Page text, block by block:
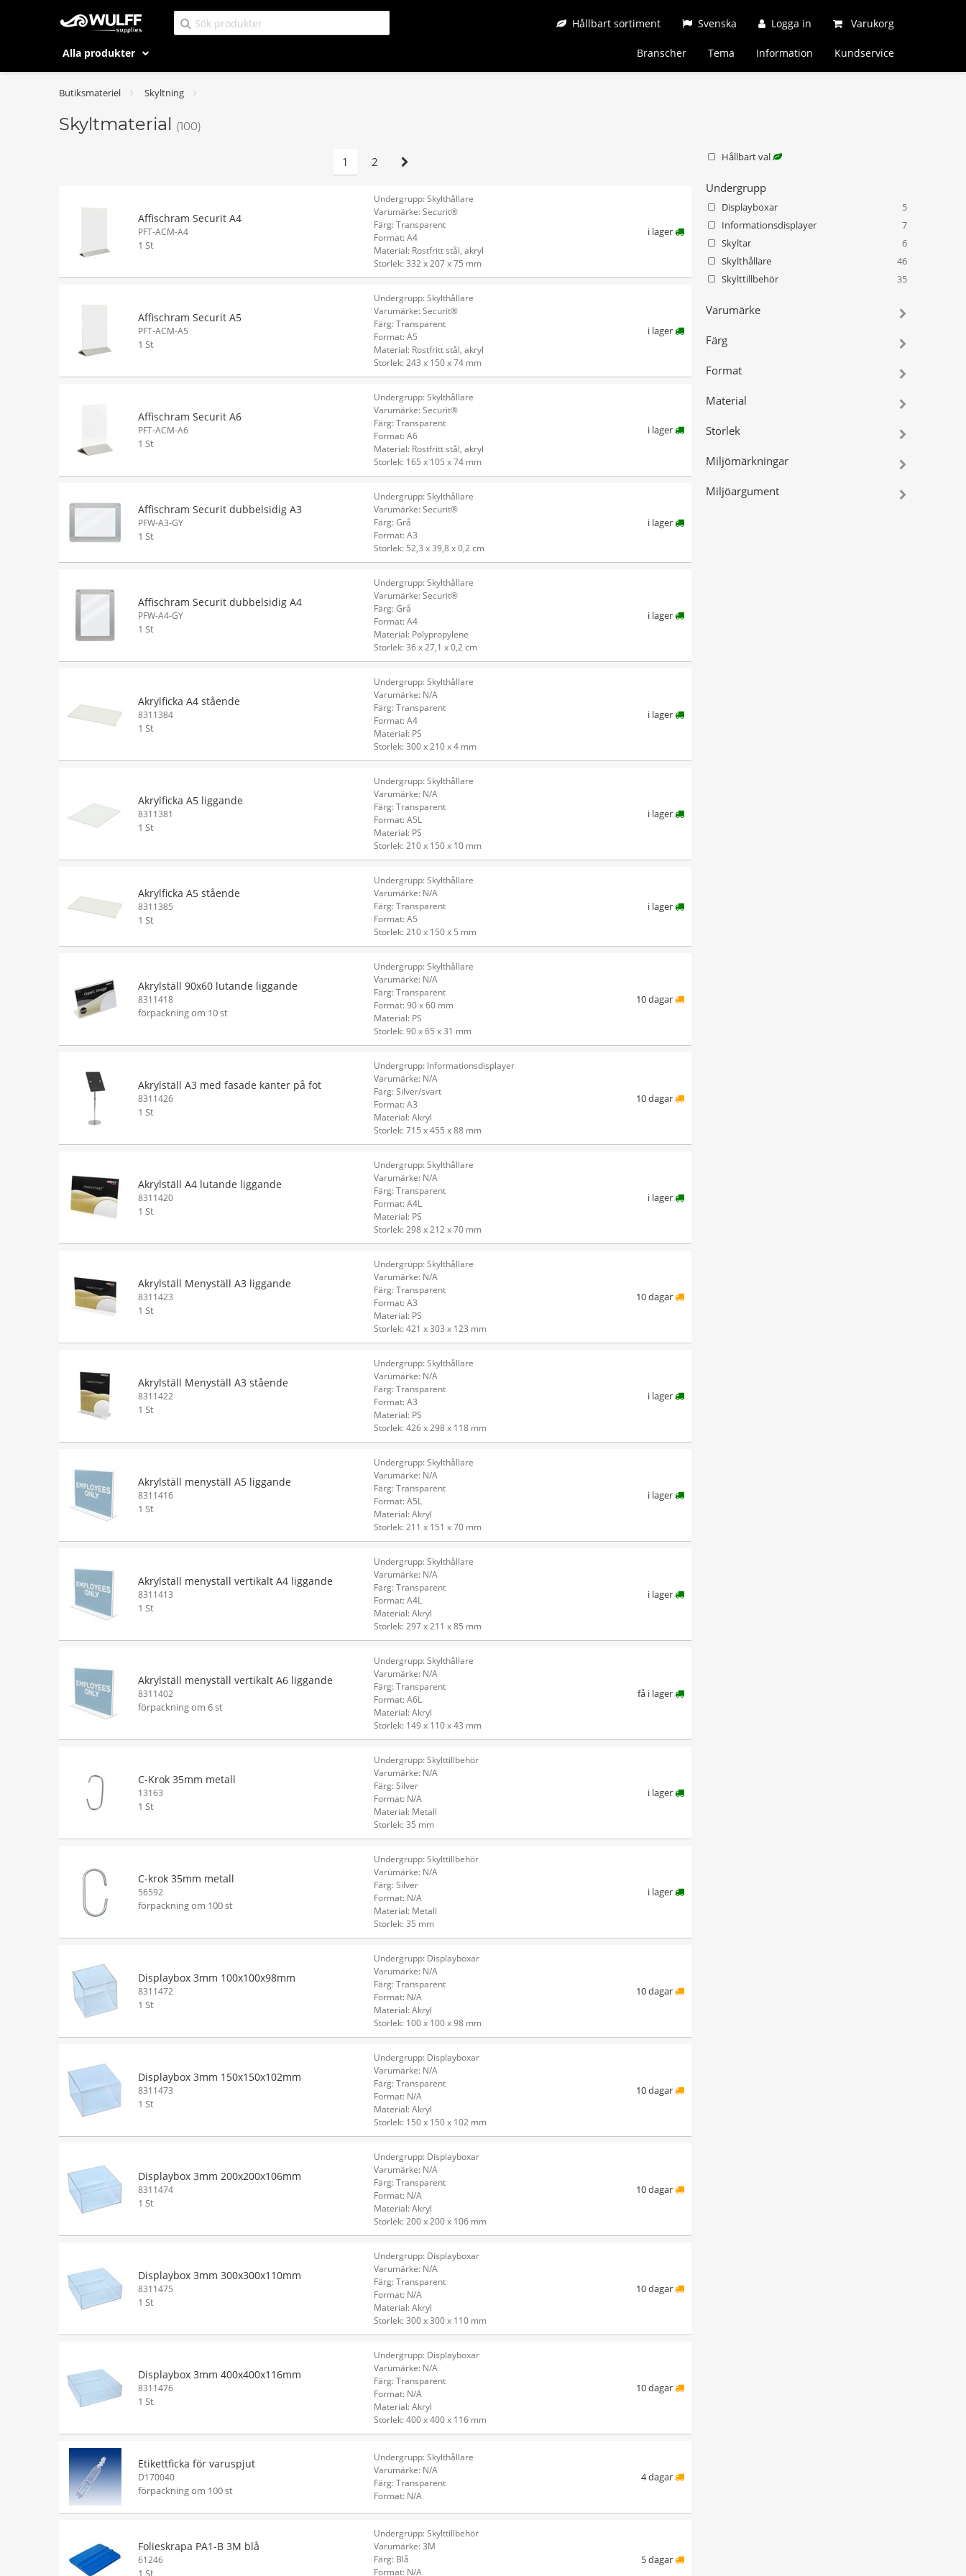
Hållbart sortiment Svenska Logga in Varukorg
Alla produkter Branscher Tema Information Kundservice
Butiksmateriel Skyltning
Skyltmaterial (100)
1 2
Affischram Securit A4
PFT-ACM-A4
1 St
Undergrupp: Skylthållare
Varumärke: Securit®
Färg: Transparent
Format: A4
Material: Rostfritt stål, akryl
Storlek: 332 x 207 x 75 mm
i lager
Affischram Securit A5
PFT-ACM-A5
1 St
Undergrupp: Skylthållare
Varumärke: Securit®
Färg: Transparent
Format: A5
Material: Rostfritt stål, akryl
Storlek: 243 x 150 x 74 mm
i lager
Affischram Securit A6
PFT-ACM-A6
1 St
Undergrupp: Skylthållare
Varumärke: Securit®
Färg: Transparent
Format: A6
Material: Rostfritt stål, akryl
Storlek: 165 x 105 x 74 mm
i lager
Affischram Securit dubbelsidig A3
PFW-A3-GY
1 St
Undergrupp: Skylthållare
Varumärke: Securit®
Färg: Grå
Format: A3
Storlek: 52,3 x 39,8 x 0,2 cm
i lager
Affischram Securit dubbelsidig A4
PFW-A4-GY
1 St
Undergrupp: Skylthållare
Varumärke: Securit®
Färg: Grå
Format: A4
Material: Polypropylene
Storlek: 36 x 27,1 x 0,2 cm
i lager
Akrylficka A4 stående
8311384
1 St
Undergrupp: Skylthållare
Varumärke: N/A
Färg: Transparent
Format: A4
Material: PS
Storlek: 300 x 210 x 4 mm
i lager
Akrylficka A5 liggande
8311381
1 St
Undergrupp: Skylthållare
Varumärke: N/A
Färg: Transparent
Format: A5L
Material: PS
Storlek: 210 x 150 x 10 mm
i lager
Akrylficka A5 stående
8311385
1 St
Undergrupp: Skylthållare
Varumärke: N/A
Färg: Transparent
Format: A5
Storlek: 210 x 150 x 5 mm
i lager
Akrylställ 90x60 lutande liggande
8311418
förpackning om 10 st
Undergrupp: Skylthållare
Varumärke: N/A
Färg: Transparent
Format: 90 x 60 mm
Material: PS
Storlek: 90 x 65 x 31 mm
10 dagar
Akrylställ A3 med fasade kanter på fot
8311426
1 St
Undergrupp: Informationsdisplayer
Varumärke: N/A
Färg: Silver/svart
Format: A3
Material: Akryl
Storlek: 715 x 455 x 88 mm
10 dagar
Akrylställ A4 lutande liggande
8311420
1 St
Undergrupp: Skylthållare
Varumärke: N/A
Färg: Transparent
Format: A4L
Material: PS
Storlek: 298 x 212 x 70 mm
i lager
Akrylställ Menyställ A3 liggande
8311423
1 St
Undergrupp: Skylthållare
Varumärke: N/A
Färg: Transparent
Format: A3
Material: PS
Storlek: 421 x 303 x 123 mm
10 dagar
Akrylställ Menyställ A3 stående
8311422
1 St
Undergrupp: Skylthållare
Varumärke: N/A
Färg: Transparent
Format: A3
Material: PS
Storlek: 426 x 298 x 118 mm
i lager
Akrylställ menyställ A5 liggande
8311416
1 St
Undergrupp: Skylthållare
Varumärke: N/A
Färg: Transparent
Format: A5L
Material: Akryl
Storlek: 211 x 151 x 70 mm
i lager
Akrylställ menyställ vertikalt A4 liggande
8311413
1 St
Undergrupp: Skylthållare
Varumärke: N/A
Färg: Transparent
Format: A4L
Material: Akryl
Storlek: 297 x 211 x 85 mm
i lager
Akrylställ menyställ vertikalt A6 liggande
8311402
förpackning om 6 st
Undergrupp: Skylthållare
Varumärke: N/A
Färg: Transparent
Format: A6L
Material: Akryl
Storlek: 149 x 110 x 43 mm
få i lager
C-Krok 35mm metall
13163
1 St
Undergrupp: Skylttillbehör
Varumärke: N/A
Färg: Silver
Format: N/A
Material: Metall
Storlek: 35 mm
i lager
C-krok 35mm metall
56592
förpackning om 100 st
Undergrupp: Skylttillbehör
Varumärke: N/A
Färg: Silver
Format: N/A
Material: Metall
Storlek: 35 mm
i lager
Displaybox 3mm 100x100x98mm
8311472
1 St
Undergrupp: Displayboxar
Varumärke: N/A
Färg: Transparent
Format: N/A
Material: Akryl
Storlek: 100 x 100 x 98 mm
10 dagar
Displaybox 3mm 150x150x102mm
8311473
1 St
Undergrupp: Displayboxar
Varumärke: N/A
Färg: Transparent
Format: N/A
Material: Akryl
Storlek: 150 x 150 x 102 mm
10 dagar
Displaybox 3mm 200x200x106mm
8311474
1 St
Undergrupp: Displayboxar
Varumärke: N/A
Färg: Transparent
Format: N/A
Material: Akryl
Storlek: 200 x 200 x 106 mm
10 dagar
Displaybox 3mm 300x300x110mm
8311475
1 St
Undergrupp: Displayboxar
Varumärke: N/A
Färg: Transparent
Format: N/A
Material: Akryl
Storlek: 300 x 300 x 110 mm
10 dagar
Displaybox 3mm 400x400x116mm
8311476
1 St
Undergrupp: Displayboxar
Varumärke: N/A
Färg: Transparent
Format: N/A
Material: Akryl
Storlek: 400 x 400 x 116 mm
10 dagar
Etikettficka för varuspjut
D170040
förpackning om 100 st
Undergrupp: Skylthållare
Varumärke: N/A
Färg: Transparent
Format: N/A
4 dagar
Folieskrapa PA1-B 3M blå
61246
1 St
Undergrupp: Skylttillbehör
Varumärke: 3M
Färg: Blå
Format: N/A
5 dagar
Hållbart val
Undergrupp
Displayboxar
5
Informationsdisplayer
7
Skyltar
6
Skylthållare
46
Skylttillbehör
35
Varumärke
Färg
Format
Material
Storlek
Miljömärkningar
Miljöargument